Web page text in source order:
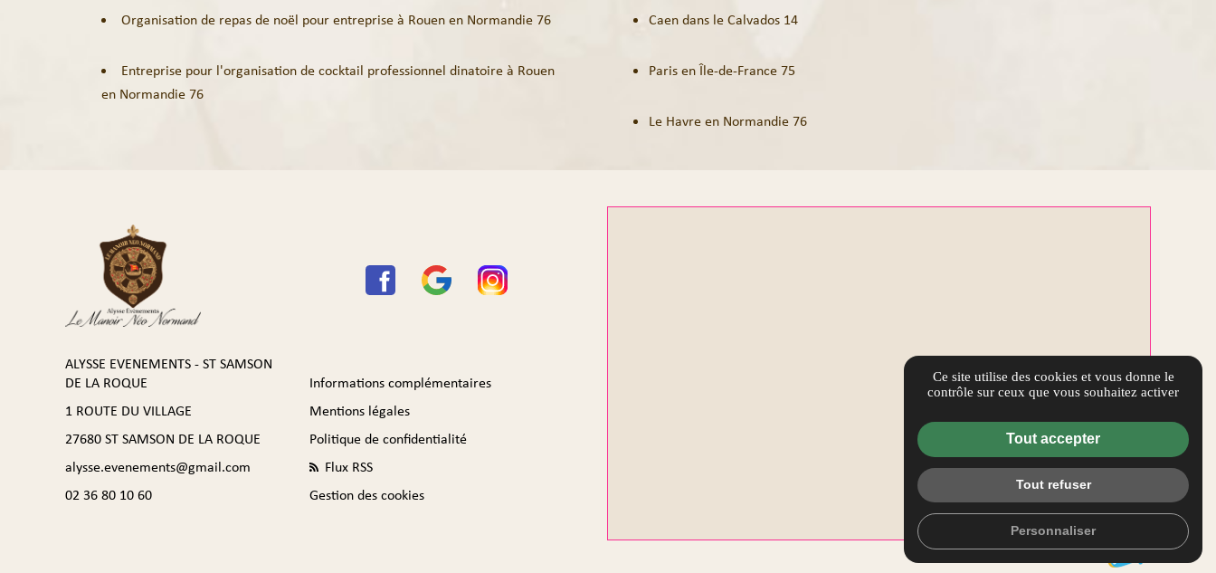
Organisation de repas de noël pour entreprise à Rouen en Normandie 76
Entreprise pour l'organisation de cocktail professionnel dinatoire à Rouen
en Normandie 76
Caen dans le Calvados 14
Paris en Île-de-France 75
Le Havre en Normandie 76
ALYSSE EVENEMENTS - ST SAMSON
DE LA ROQUE
1 ROUTE DU VILLAGE
27680 ST SAMSON DE LA ROQUE
alysse.evenements@gmail.com
02 36 80 10 60
Informations complémentaires
Mentions légales
Politique de confidentialité
Flux RSS
Gestion des cookies
Ce site utilise des cookies et vous donne le
contrôle sur ceux que vous souhaitez activer
Tout accepter
Tout refuser
Personnaliser